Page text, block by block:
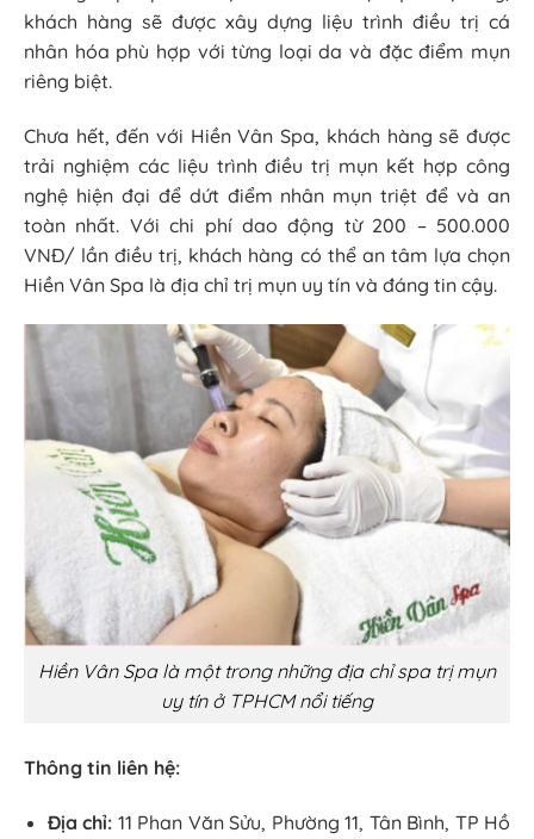
khách hàng sẽ được xây dựng liệu trình điều trị cá
nhân hóa phù hợp với từng loại da và đặc điểm mụn
riêng biệt.
Chưa hết, đến với Hiền Vân Spa, khách hàng sẽ được
trải nghiệm các liệu trình điều trị mụn kết hợp công
nghệ hiện đại để dứt điểm nhân mụn triệt để và an
toàn nhất. Với chi phí dao động từ 200 – 500.000
VNĐ/ lần điều trị, khách hàng có thể an tâm lựa chọn
Hiền Vân Spa là địa chỉ trị mụn uy tín và đáng tin cậy.
Hiền Vân Spa là một trong những địa chỉ spa trị mụn
uy tín ở TPHCM nổi tiếng
Thông tin liên hệ:
Địa chỉ: 11 Phan Văn Sửu, Phường 11, Tân Bình, TP Hồ